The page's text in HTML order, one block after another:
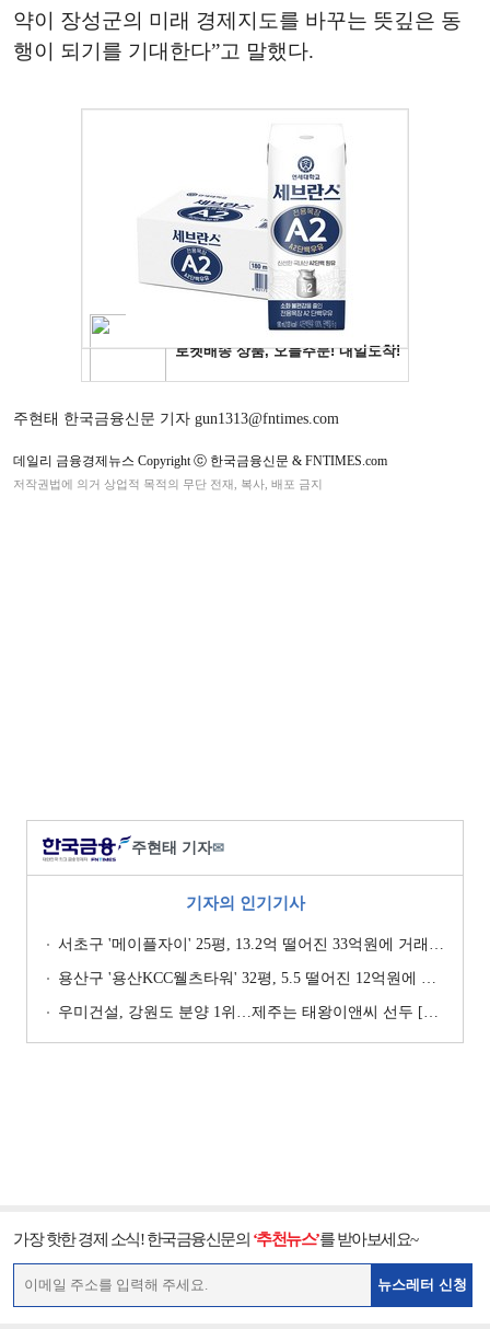
약이 장성군의 미래 경제지도를 바꾸는 뜻깊은 동
행이 되기를 기대한다”고 말했다.
주현태 한국금융신문 기자 gun1313@fntimes.com
데일리 금융경제뉴스 Copyright ⓒ 한국금융신문 & FNTIMES.com
저작권법에 의거 상업적 목적의 무단 전재, 복사, 배포 금지
주현태 기자✉
기자의 인기기사
서초구 '메이플자이' 25평, 13.2억 떨어진 33억원에 거래 [일일 하락가]
용산구 '용산KCC웰츠타워' 32평, 5.5 떨어진 12억원에 거래 [일일 하락가]
우미건설, 강원도 분양 1위…제주는 태왕이앤씨 선두 [이 지역 분양왕-강원·제주]
가장 핫한 경제 소식! 한국금융신문의 ‘추천뉴스’를 받아보세요~
뉴스레터 신청